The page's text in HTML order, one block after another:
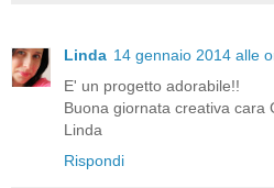
Linda 14 gennaio 2014 alle
E' un progetto adorabile!!
Buona giornata creativa cara
Linda
Rispondi